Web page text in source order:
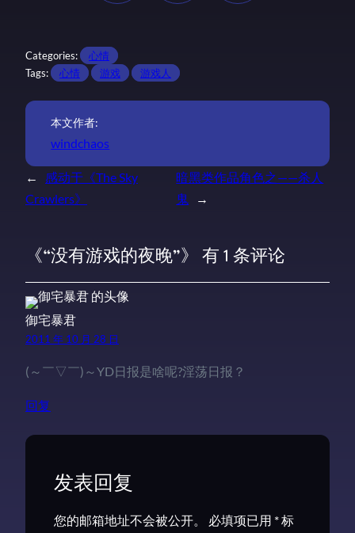
Categories:
心情
Tags:
心情 游戏 游戏人
本文作者:
windchaos
←
感动于《The Sky
Crawlers》
暗黑类作品角色之——杀人
鬼
→
《“没有游戏的夜晚”》 有 1 条评论
御宅暴君
2011 年 10 月 28 日
(～￣▽￣)～YD日报是啥呢?淫荡日报？
回复
发表回复
您的邮箱地址不会被公开。 必填项已用 *标